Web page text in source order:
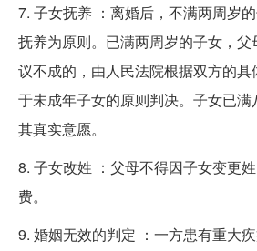
7. 子女抚养 ：离婚后，不满两周岁
抚养为原则。已满两周岁的子女，
议不成的，由人民法院根据双方的
于未成年子女的原则判决。子女已
其真实意愿。
8. 子女改姓 ：父母不得因子女变更
费。
9. 婚姻无效的判定 ：一方患有重大